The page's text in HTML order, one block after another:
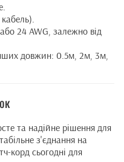
24 AWG, залежно від
довжин: 0.5м, 2м, 3м,
та надійне рішення для
з'єднання на
корд сьогодні для